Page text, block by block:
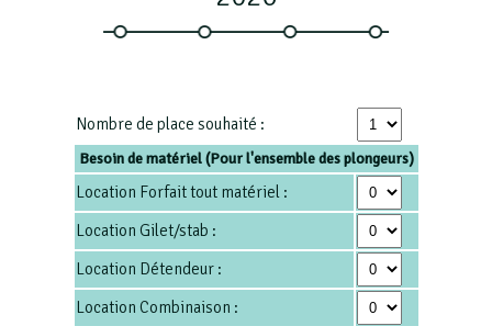
Nombre de place souhaité :
Besoin de matériel (Pour l'ensemble des plongeurs)
Location Forfait tout matériel :
Location Gilet/stab :
Location Détendeur :
Location Combinaison :